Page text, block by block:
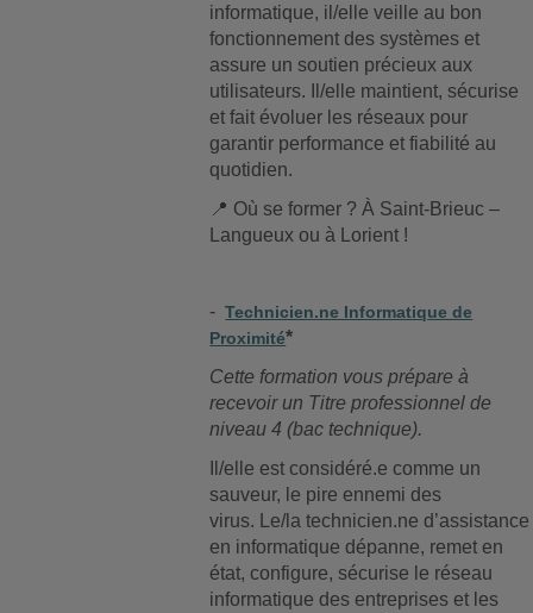
informatique, il/elle veille au bon
fonctionnement des systèmes et
assure un soutien précieux aux
utilisateurs. Il/elle maintient, sécurise
et fait évoluer les réseaux pour
garantir performance et fiabilité au
quotidien.
📍 Où se former ? À Saint-Brieuc –
Langueux ou à Lorient !
- Technicien.ne Informatique de
Proximité*
Cette formation vous prépare à
recevoir un Titre professionnel de
niveau 4 (bac technique).
Il/elle est considéré.e comme un
sauveur, le pire ennemi des
virus. Le/la technicien.ne d’assistance
en informatique dépanne, remet en
état, configure, sécurise le réseau
informatique des entreprises et les